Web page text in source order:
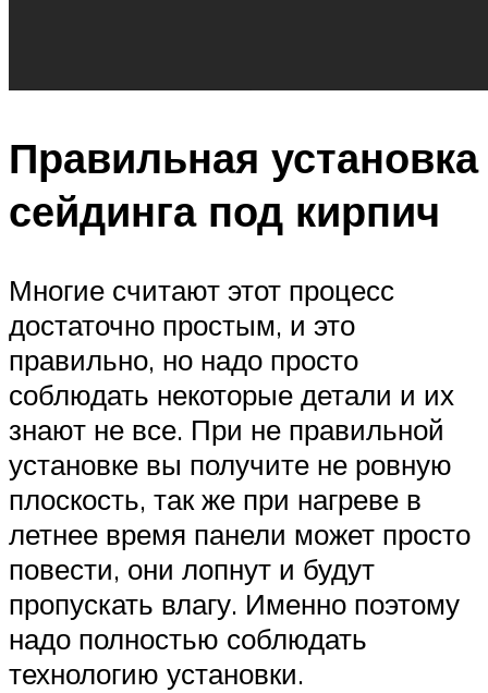
Правильная установка
сейдинга под кирпич
Многие считают этот процесс
достаточно простым, и это
правильно, но надо просто
соблюдать некоторые детали и их
знают не все. При не правильной
установке вы получите не ровную
плоскость, так же при нагреве в
летнее время панели может просто
повести, они лопнут и будут
пропускать влагу. Именно поэтому
надо полностью соблюдать
технологию установки.